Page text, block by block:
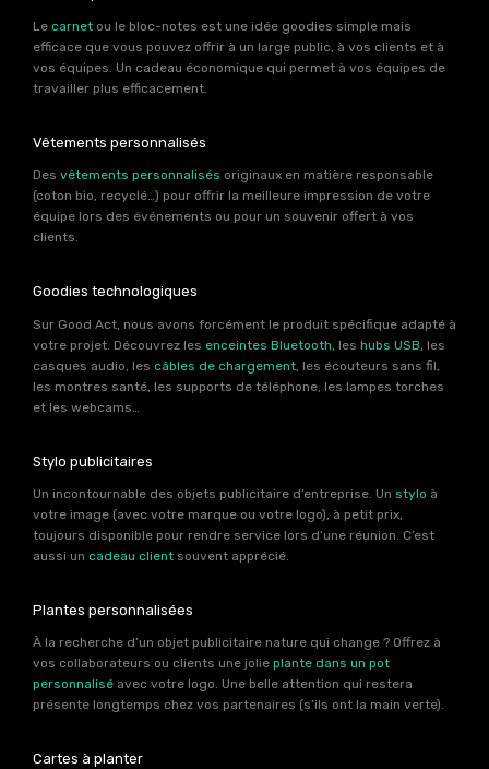
Le carnet ou le bloc-notes est une idée goodies simple mais
efficace que vous pouvez offrir à un large public, à vos clients et à
vos équipes. Un cadeau économique qui permet à vos équipes de
travailler plus efficacement.
Vêtements personnalisés
Des vêtements personnalisés originaux en matière responsable
(coton bio, recyclé…) pour offrir la meilleure impression de votre
équipe lors des événements ou pour un souvenir offert à vos
clients.
Goodies technologiques
Sur Good Act, nous avons forcément le produit spécifique adapté à
votre projet. Découvrez les enceintes Bluetooth , les hubs USB , les
casques audio, les câbles de chargement , les écouteurs sans fil,
les montres santé, les supports de téléphone, les lampes torches
et les webcams…
Stylo publicitaires
Un incontournable des objets publicitaire d’entreprise. Un stylo à
votre image (avec votre marque ou votre logo), à petit prix,
toujours disponible pour rendre service lors d’une réunion. C’est
aussi un cadeau client souvent apprécié.
Plantes personnalisées
À la recherche d’un objet publicitaire nature qui change ? Offrez à
vos collaborateurs ou clients une jolie plante dans un pot
personnalisé avec votre logo. Une belle attention qui restera
présente longtemps chez vos partenaires (s’ils ont la main verte).
Cartes à planter